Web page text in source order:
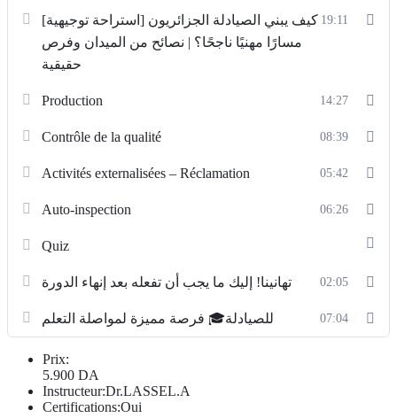
[استراحة توجيهية] كيف يبني الصيادلة الجزائريون
مسارًا مهنيًا ناجحًا؟ | نصائح من الميدان وفرص
حقيقية
19:11
Production 14:27
Contrôle de la qualité 08:39
Activités externalisées – Réclamation 05:42
Auto-inspection 06:26
Quiz
تهانينا! إليك ما يجب أن تفعله بعد إنهاء الدورة 02:05
للصيادلة🎓 فرصة مميزة لمواصلة التعلم 07:04
Prix:
5.900 DA
Instructeur:Dr.LASSEL.A
Certifications:Oui